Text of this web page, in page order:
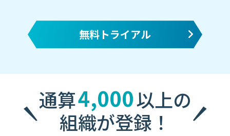
無料トライアル
通算4,000以上の
組織が登録！